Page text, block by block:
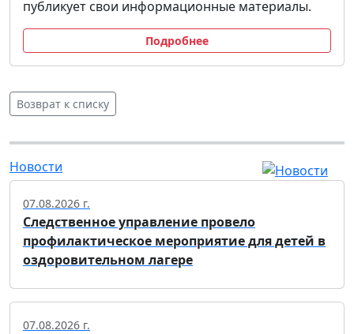
публикует свои информационные материалы.
Подробнее
Возврат к списку
Новости
07.08.2026 г.
Следственное управление провело
профилактическое мероприятие для детей в
оздоровительном лагере
07.08.2026 г.